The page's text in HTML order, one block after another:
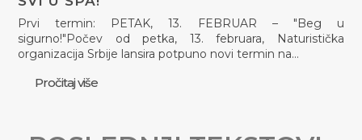
Prvi termin: PETAK, 13. FEBRUAR – "Beg u
sigurno!"Počev od petka, 13. februara, Naturistička
organizacija Srbije lansira potpuno novi termin na…
Pročitaj više